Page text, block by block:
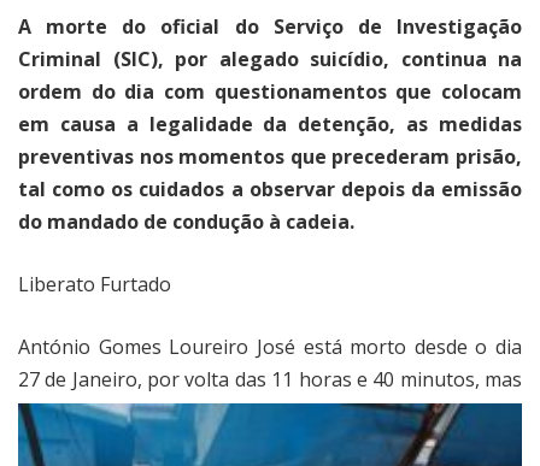
A morte do oficial do Serviço de Investigação
Criminal (SIC), por alegado suicídio, continua na
ordem do dia com questionamentos que colocam
em causa a legalidade da detenção, as medidas
preventivas nos momentos que precederam prisão,
tal como os cuidados a observar depois da emissão
do mandado de condução à cadeia.
Liberato Furtado
António Gomes Loureiro José está morto desde o dia
27 de Janeiro, por volta das 11 horas e 40 minutos, mas